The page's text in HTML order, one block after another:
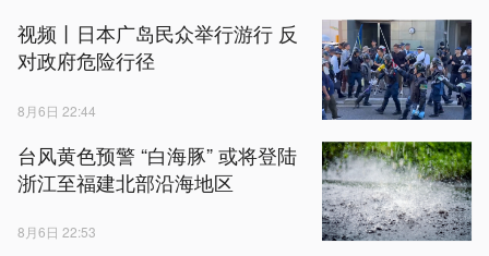
视频丨日本广岛民众举行游行 反
对政府危险行径
8月6日 22:44
台风黄色预警 “白海豚” 或将登陆
浙江至福建北部沿海地区
8月6日 22:53